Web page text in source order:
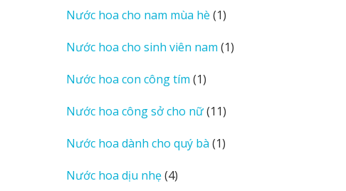
Nước hoa cho nam mùa hè 11
phẩm
Nước hoa cho sinh viên nam 11
Nước hoa con công tím 11
phẩm
Nước hoa công sở cho nữ 1111
phẩm
Nước hoa dành cho quý bà 11
Nước hoa dịu nhẹ 44